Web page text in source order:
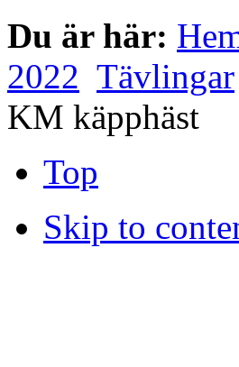
Du är här:
2022 Tävlingar
KM käpphäst
Top
Skip to